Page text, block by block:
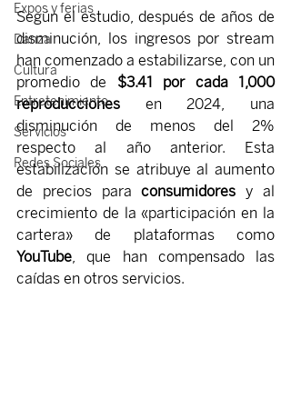
Expos y ferias
Danza
Cultura
Entretenimiento
Servicios
Redes Sociales
Según el estudio, después de años de
disminución, los ingresos por stream
han comenzado a estabilizarse, con un
promedio de $3.41 por cada 1,000
reproducciones en 2024, una
disminución de menos del 2%
respecto al año anterior. Esta
estabilización se atribuye al aumento
de precios para consumidores y al
crecimiento de la «participación en la
YouTube , que han compensado las
caídas en otros servicios.